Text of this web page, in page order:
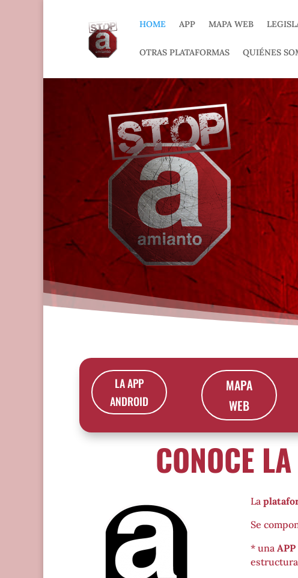
HOME APP MAPA WEB
OTRAS PLATAFORMAS QUIÉNES
LA APP
ANDROID
MAPA
WEB
CONOCE
La
Se
* una